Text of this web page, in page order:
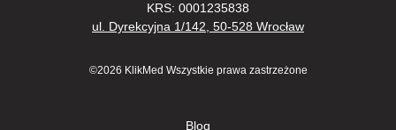
KRS: 0001235838
ul. Dyrekcyjna 1/142, 50-528 Wrocław
©2026 KlikMed Wszystkie prawa zastrzeżone
Blog